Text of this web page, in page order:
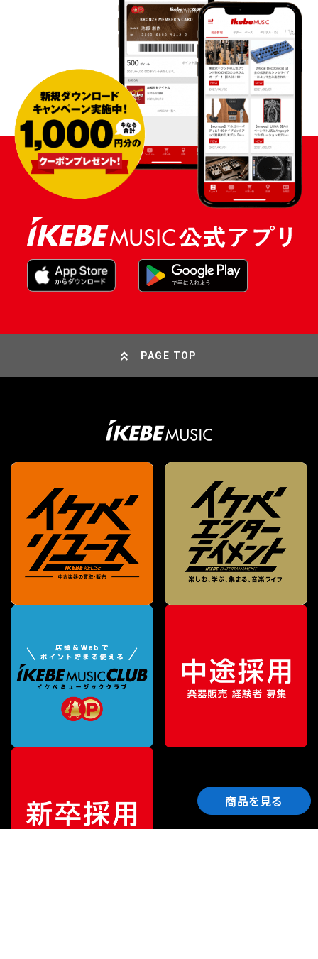
商品を見る
PAGE TOP